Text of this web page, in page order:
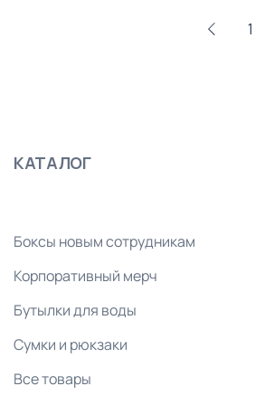
1
КАТАЛОГ
Боксы новым сотрудникам
Корпоративный мерч
Бутылки для воды
Сумки и рюкзаки
Все товары